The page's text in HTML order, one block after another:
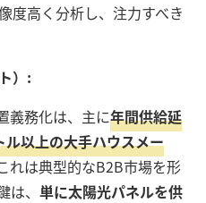
度高く分析し、注力すべき
）:
義務化は、主に年間供給延
以上の大手ハウスメー
れは典型的なB2B市場を形
、 単に太陽光パネルを供